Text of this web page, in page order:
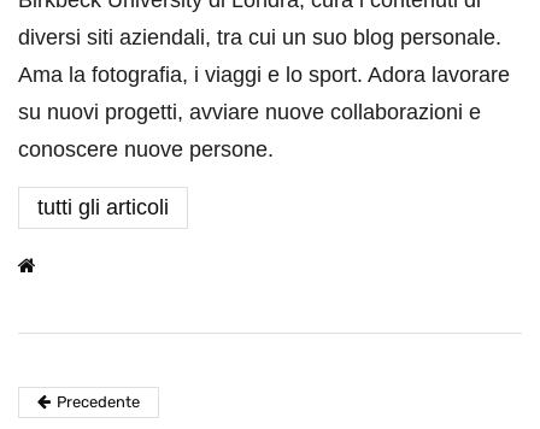
diversi siti aziendali, tra cui un suo blog personale.
Ama la fotografia, i viaggi e lo sport. Adora lavorare
su nuovi progetti, avviare nuove collaborazioni e
conoscere nuove persone.
tutti gli articoli
Precedente